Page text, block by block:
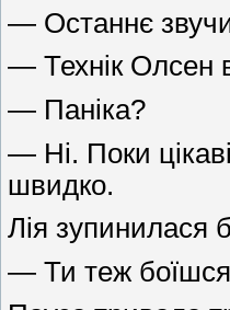
— Останнє
— Технік Олсен
— Паніка?
— Ні. Поки
швидко.
Лія зупинилася
— Ти теж